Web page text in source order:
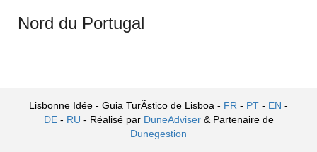
Nord du Portugal
Lisbonne Idée - Guia TurÃ­stico de Lisboa - FR - PT - EN -
DE- RU - Réalisé par DuneAdviser & Partenaire de
Dunegestion